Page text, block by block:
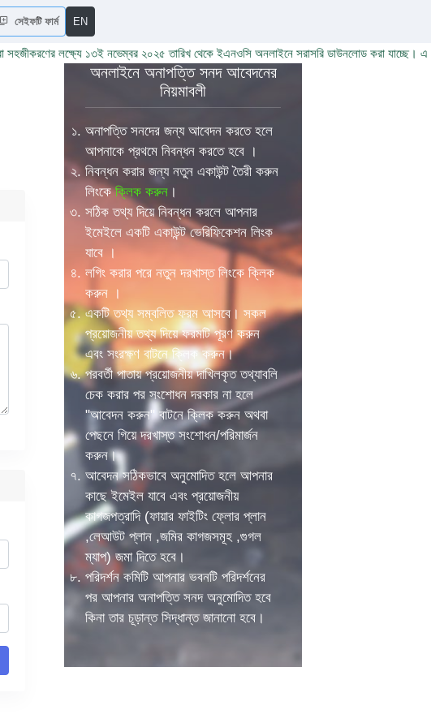
সেইফটি ফার্ম EN
লক্ষ্যে ১৩ই নভেম্বর ২০২৫ তারিখ থেকে ইএনওসি অনলাইনে সরাসরি ডাউনলোড করা
অনলাইনে অনাপত্তি সনদ আবেদনের
নিয়মাবলী
অনাপত্তি সনদের জন্য আবেদন করতে হলে
আপনাকে প্রথমে নিবন্ধন করতে হবে ।
নিবন্ধন করার জন্য নতুন একাউন্ট তৈরী করুন
লিংকেক্লিক করুন ।
সঠিক তথ্য দিয়ে নিবন্ধন করলে আপনার
ইমেইলে একটি একাউন্ট ভেরিফিকেশন লিংক
যাবে ।
লগিং করার পরে নতুন দরখাস্ত লিংকে ক্লিক
করুন ।
একটি তথ্য সম্বলিত ফরম আসবে। সকল
প্রয়োজনীয় তথ্য দিয়ে ফরমটি পূরণ করুন
এবং সংরক্ষণ বাটনে ক্লিক করুন।
পরবর্তী পাতায় প্রয়োজনীয় দাখিলকৃত তথ্যাবলি
চেক করার পর সংশোধন দরকার না হলে
"আবেদন করুন" বাটনে ক্লিক করুন অথবা
পেছনে গিয়ে দরখাস্ত সংশোধন/পরিমার্জন
করুন।
আবেদন সঠিকভাবে অনুমোদিত হলে আপনার
কাছে ইমেইল যাবে এবং প্রয়োজনীয়
কাগজপত্রাদি (ফায়ার ফাইটিং ফ্লোর প্লান
,লেআউট প্লান ,জমির কাগজসমূহ ,গুগল
ম্যাপ) জমা দিতে হবে।
পরিদর্শন কমিটি আপনার ভবনটি পরিদর্শনের
পর আপনার অনাপত্তি সনদ অনুমোদিত হবে
কিনা তার চূড়ান্ত সিদ্ধান্ত জানানো হবে।